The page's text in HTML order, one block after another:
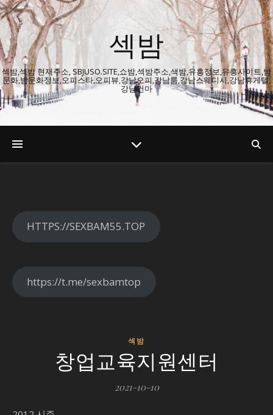
섹밤
섹밤,섹밤 현재주소, SBJUSO.SITE,쇼밤,섹밤주소,색밤,유흥정보,유흥사이트,밤
문화,밤문화정보,오피스타,오피뷰,강남오피,강남룸,강남스웨디시,강남휴게텔,
강남건마
HTTPS://SEXBAM55.TOP
https://t.me/sexbamtop
섹밤
창업교육지원센터
2021-10-10